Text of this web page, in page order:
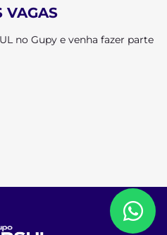
VAGAS
no Gupy e venha fazer parte